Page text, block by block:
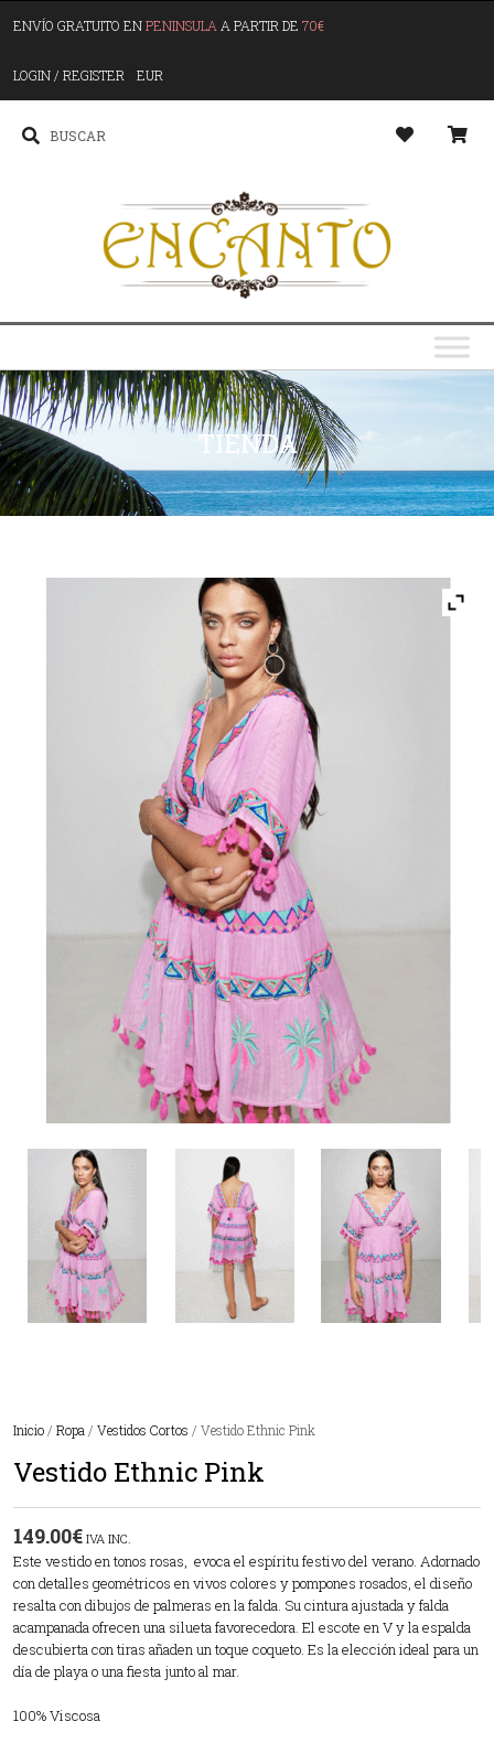
ENVÍO GRATUITO ENPENINSULA A PARTIR DE 70€
LOGIN / REGISTER EUR
TIENDA
Inicio / Ropa / Vestidos Cortos / Vestido Ethnic Pink
Vestido Ethnic Pink
149.00€ IVA INC.
Este vestido en tonos rosas, evoca el espíritu festivo del verano. Adornado
con detalles geométricos en vivos colores y pompones rosados, el diseño
resalta con dibujos de palmeras en la falda. Su cintura ajustada y falda
acampanada ofrecen una silueta favorecedora. El escote en V y la espalda
descubierta con tiras añaden un toque coqueto. Es la elección ideal para un
día de playa o una fiesta junto al mar.
100% Viscosa